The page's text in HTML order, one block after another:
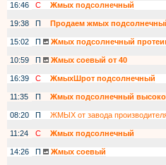
16:46
С
Жмых подсолнечный
19:38
П Продаем жмых
15:02
П
Жмых подсолнечный
10:59
П Жмых соевый от 40
16:39
С
ЖмыхШрот подсолнечный
11:35
П
Жмых подсолнечный
08:20
П ЖМЫХ от завода
11:24
С
Жмых подсолнечный
14:26
П
Жмых соевый